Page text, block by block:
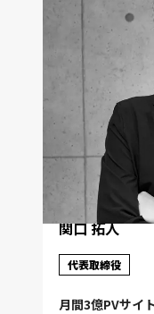
関口 拓人
代表取締役
月間3億PVサイ